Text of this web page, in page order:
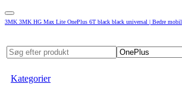
3MK 3MK HG Max Lite OnePlus 6T black black universal | Bedre mobil
Kategorier